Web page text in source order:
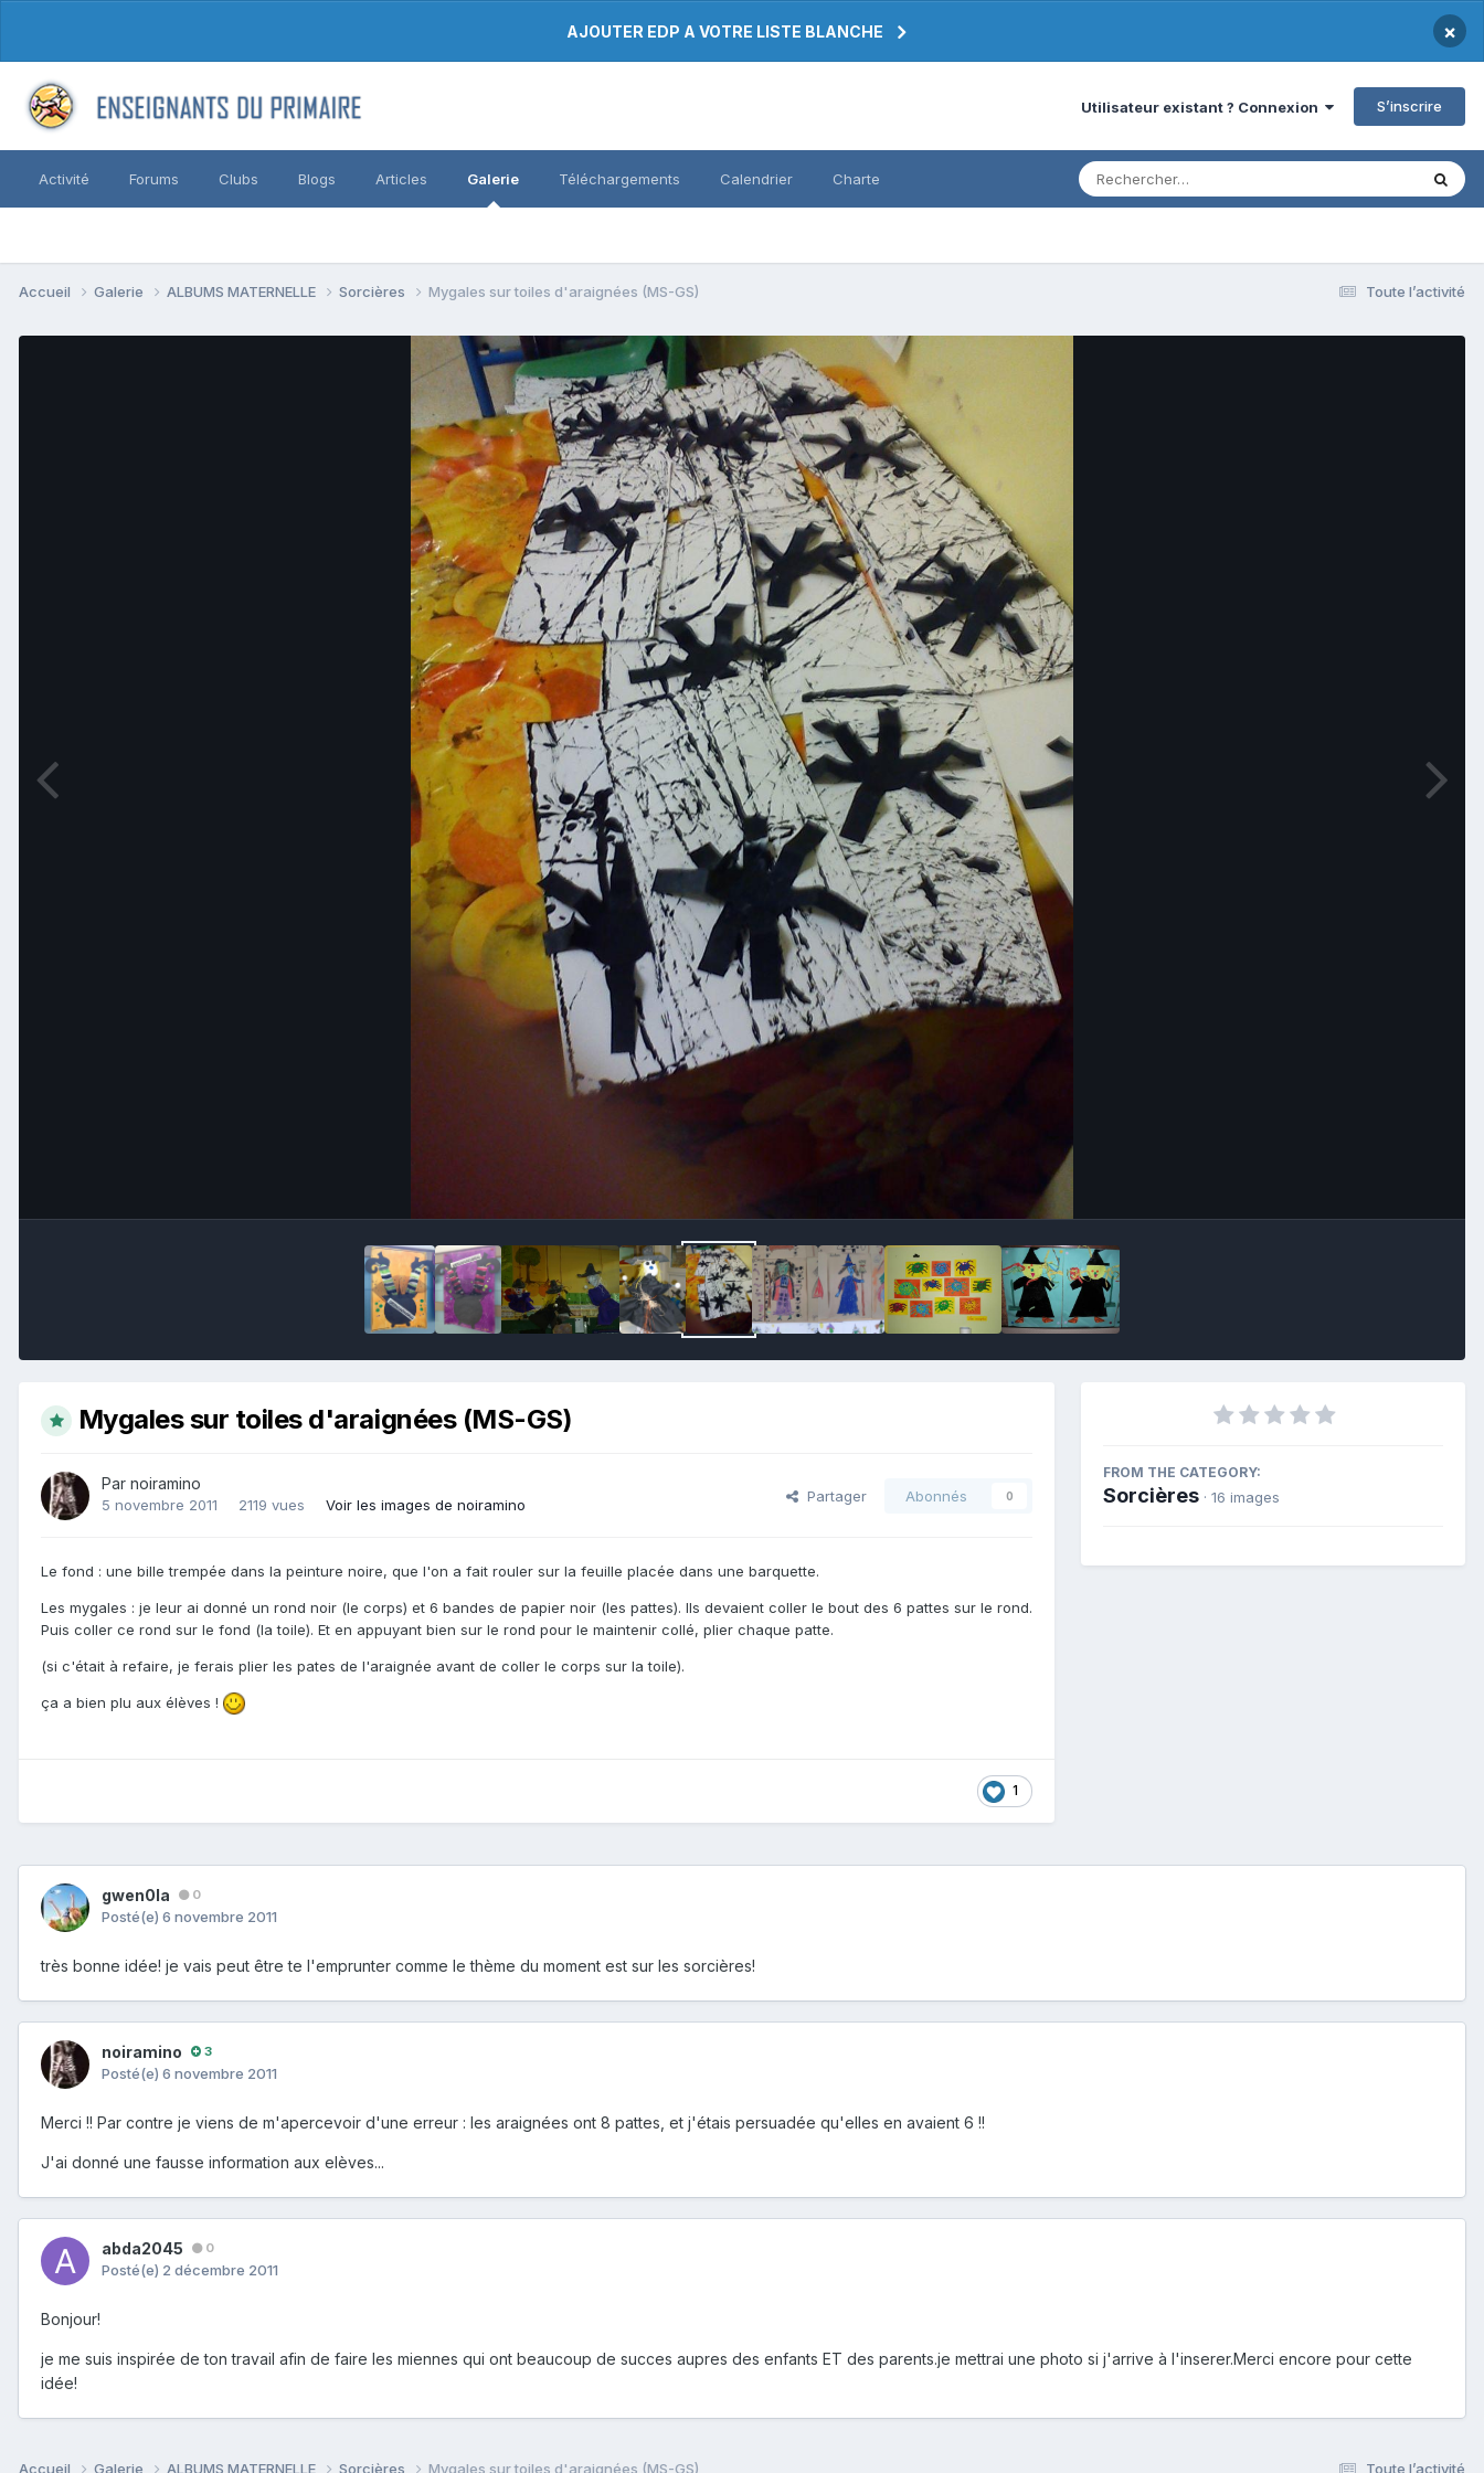
AJOUTER EDP A VOTRE LISTE BLANCHE ×
Utilisateur existant ? Connexion S’inscrire
Activité Forums Clubs Blogs Articles Galerie Téléchargements Calendrier Charte
Toute l’activité
Accueil Galerie ALBUMS MATERNELLE Sorcières Mygales sur toiles d'araignées (MS-GS)
Mygales sur toiles d'araignées (MS-GS)
Par noiramino
5 novembre 2011 2119 vues Voir les images de noiramino
Partager Abonnés 0
Le fond : une bille trempée dans la peinture noire, que l'on a fait rouler sur la feuille placée dans une barquette.
Les mygales : je leur ai donné un rond noir (le corps) et 6 bandes de papier noir (les pattes). Ils devaient coller le bout des 6 pattes sur le rond.
Puis coller ce rond sur le fond (la toile). Et en appuyant bien sur le rond pour le maintenir collé, plier chaque patte.
(si c'était à refaire, je ferais plier les pates de l'araignée avant de coller le corps sur la toile).
ça a bien plu aux élèves !
1
FROM THE CATEGORY:
Sorcières · 16 images
gwen0la 0
Posté(e) 6 novembre 2011
très bonne idée! je vais peut être te l'emprunter comme le thème du moment est sur les sorcières!
noiramino 3
Posté(e) 6 novembre 2011
Merci !! Par contre je viens de m'apercevoir d'une erreur : les araignées ont 8 pattes, et j'étais persuadée qu'elles en avaient 6 !!
J'ai donné une fausse information aux elèves...
abda2045 0
Posté(e) 2 décembre 2011
Bonjour!
je me suis inspirée de ton travail afin de faire les miennes qui ont beaucoup de succes aupres des enfants ET des parents.je mettrai une photo si j'arrive à l'inserer.Merci encore pour cette
idée!
Toute l’activité
Accueil Galerie ALBUMS MATERNELLE Sorcières Mygales sur toiles d'araignées (MS-GS)